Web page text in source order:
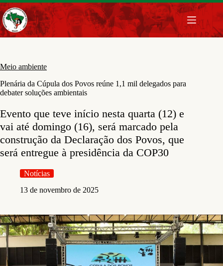
Pular
para
o
conteúdo
Meio ambiente
Plenária da Cúpula dos Povos reúne 1,1 mil delegados para
debater soluções ambientais
Evento que teve início nesta quarta (12) e
vai até domingo (16), será marcado pela
construção da Declaração dos Povos, que
será entregue à presidência da COP30
Notícias
13 de novembro de 2025